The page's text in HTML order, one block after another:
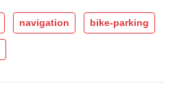
navigation bike-parking